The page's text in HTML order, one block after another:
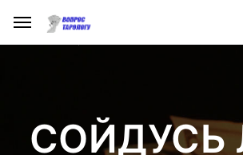
СОЙДУСЬ